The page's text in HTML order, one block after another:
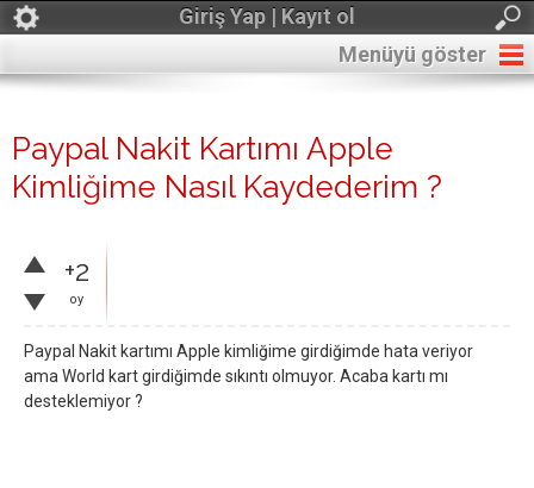
Giriş Yap | Kayıt ol
Menüyü göster
Paypal Nakit Kartımı Apple
Kimliğime Nasıl Kaydederim ?
+2
oy
Paypal Nakit kartımı Apple kimliğime girdiğimde hata veriyor
ama World kart girdiğimde sıkıntı olmuyor. Acaba kartı mı
desteklemiyor ?